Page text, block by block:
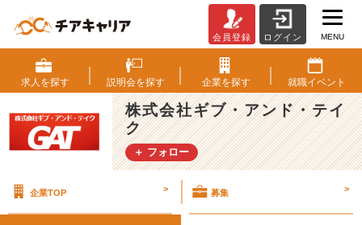
式
会
社
ギ
ブ・
ア
ン
イ
会員登録 ログイン MENU
求人を探す 説明会を探す 企業を探す 就職イベント
株式会社ギブ・アンド・テイ
ク
＋ フォロー
企業TOP > 募集 >